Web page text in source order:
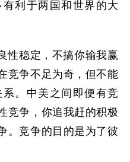
利于两国和世界的大
性稳定，不搞你输我赢
竞争不足为奇，但不能
。中美之间即便有竞
竞争，你追我赶的积极
。竞争的目的是为了彼